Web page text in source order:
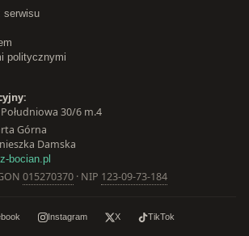
serwisu
politycznymi
30/6 m.4
Górna
Damska
bocian.pl
015270370 · NIP 123-09-73-184
Instagram X TikTok